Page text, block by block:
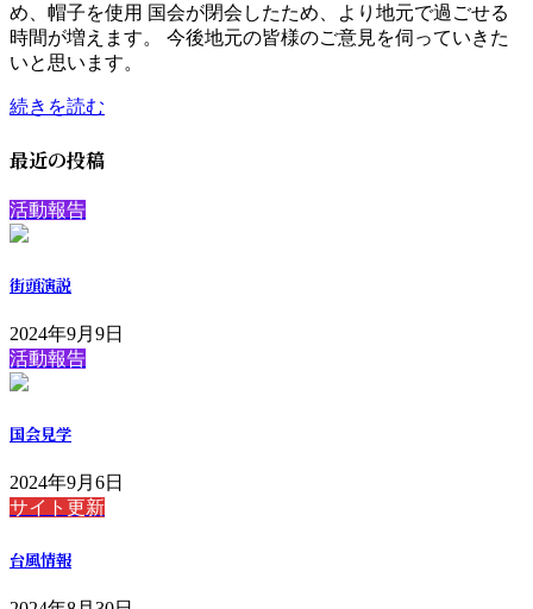
め、帽子を使用 国会が閉会したため、より地元で過ごせる
時間が増えます。 今後地元の皆様のご意見を伺っていきた
いと思います。
続きを読む
最近の投稿
活動報告
街頭演説
2024年9月9日
活動報告
国会見学
2024年9月6日
サイト更新
台風情報